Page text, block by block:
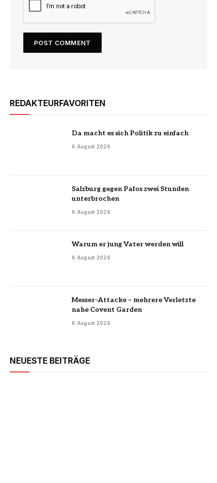
REDAKTEURFAVORITEN
Da macht es sich Politik zu einfach
6 August 2026
Salzburg gegen Pafos zwei Stunden
unterbrochen
6 August 2026
Warum er jung Vater werden will
6 August 2026
Messer-Attacke – mehrere Verletzte
nahe Covent Garden
6 August 2026
NEUESTE BEITRÄGE